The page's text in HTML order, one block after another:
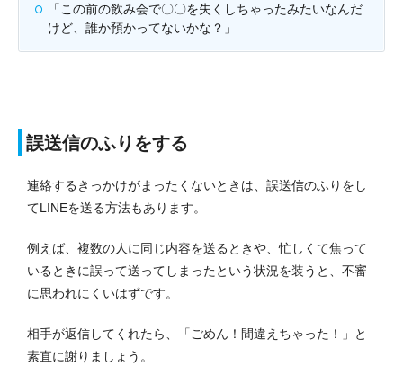
「この前の飲み会で〇〇を失くしちゃったみたいなんだ
けど、誰か預かってないかな？」
誤送信のふりをする
連絡するきっかけがまったくないときは、誤送信のふりをし
てLINEを送る方法もあります。
例えば、複数の人に同じ内容を送るときや、忙しくて焦って
いるときに誤って送ってしまったという状況を装うと、不審
に思われにくいはずです。
相手が返信してくれたら、「ごめん！間違えちゃった！」と
素直に謝りましょう。